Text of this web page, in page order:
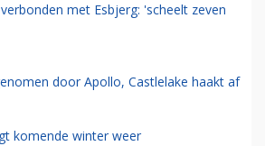
met Esbjerg: 'scheelt zeven
door Apollo, Castlelake haakt af
komende winter weer